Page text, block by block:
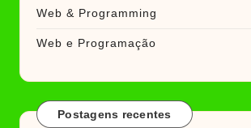
Web & Programming
Web e Programação
Postagens recentes